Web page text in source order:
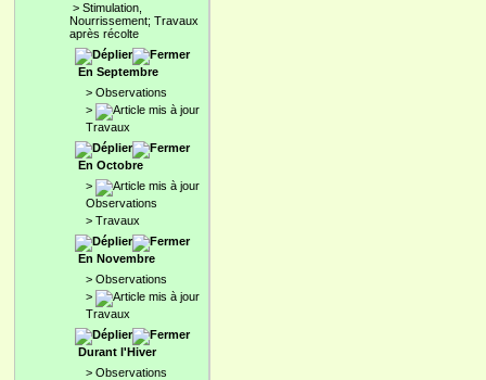
> Stimulation,
Nourrissement; Travaux
après récolte
En Septembre
> Observations
>
Travaux
En Octobre
>
Observations
> Travaux
En Novembre
> Observations
>
Travaux
Durant l'Hiver
> Observations